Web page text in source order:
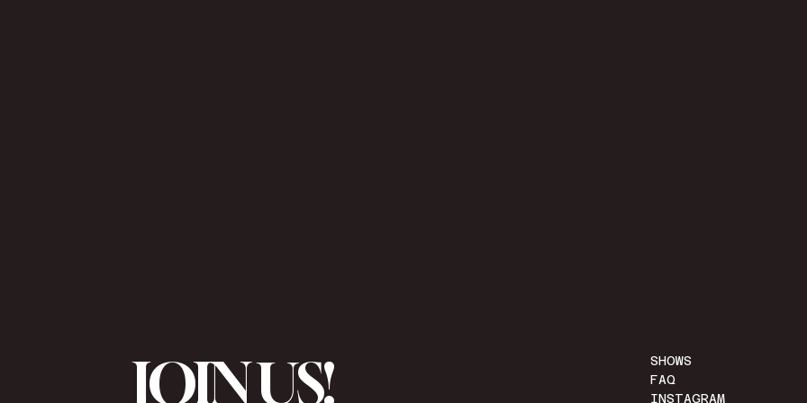
JOIN US!
SHOWS
FAQ
INSTAGRAM